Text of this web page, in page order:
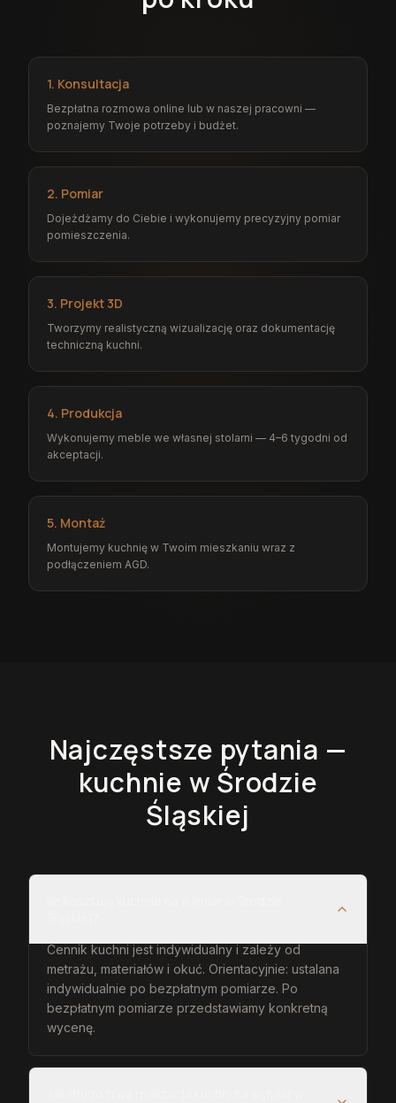
1. Konsultacja
Bezpłatna rozmowa online lub w naszej pracowni —
poznajemy Twoje potrzeby i budżet.
2. Pomiar
Dojeżdżamy do Ciebie i wykonujemy precyzyjny pomiar
pomieszczenia.
3. Projekt 3D
Tworzymy realistyczną wizualizację oraz dokumentację
techniczną kuchni.
4. Produkcja
Wykonujemy meble we własnej stolarni — 4–6 tygodni od
akceptacji.
5. Montaż
Montujemy kuchnię w Twoim mieszkaniu wraz z
podłączeniem AGD.
Najczęstsze pytania —
kuchnie w Środzie
Śląskiej
Cennik kuchni jest indywidualny i zależy od
metrażu, materiałów i okuć. Orientacyjnie: ustalana
indywidualnie po bezpłatnym pomiarze. Po
bezpłatnym pomiarze przedstawiamy konkretną
wycenę.